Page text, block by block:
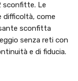
sconfitte. Le
difficoltà, come
sconfitta
senza reti con
e di fiducia.